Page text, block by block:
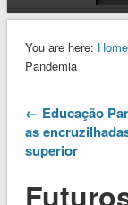
You are here: Home
Pandemia
← Educação
as
superior